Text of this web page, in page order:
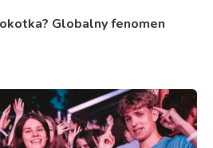
Globalny fenomen